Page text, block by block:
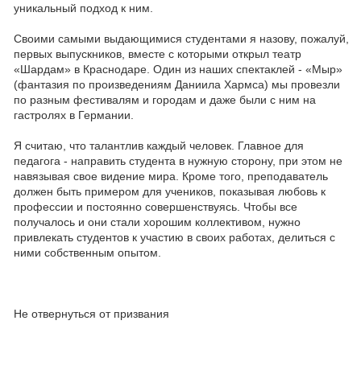
уникальный подход к ним.
Своими самыми выдающимися студентами я назову, пожалуй,
первых выпускников, вместе с которыми открыл театр
«Шардам» в Краснодаре. Один из наших спектаклей - «Мыр»
(фантазия по произведениям Даниила Хармса) мы провезли
по разным фестивалям и городам и даже были с ним на
гастролях в Германии.
Я считаю, что талантлив каждый человек. Главное для
педагога - направить студента в нужную сторону, при этом не
навязывая свое видение мира. Кроме того, преподаватель
должен быть примером для учеников, показывая любовь к
профессии и постоянно совершенствуясь. Чтобы все
получалось и они стали хорошим коллективом, нужно
привлекать студентов к участию в своих работах, делиться с
ними собственным опытом.
Не отвернуться от призвания